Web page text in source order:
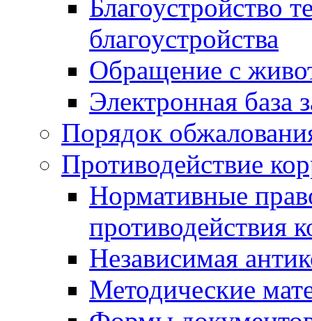
Благоустройство
благоустройства
Обращение с
Электронная база
Порядок
Противодействие
Нормативные
противодействия
Независимая
Методические